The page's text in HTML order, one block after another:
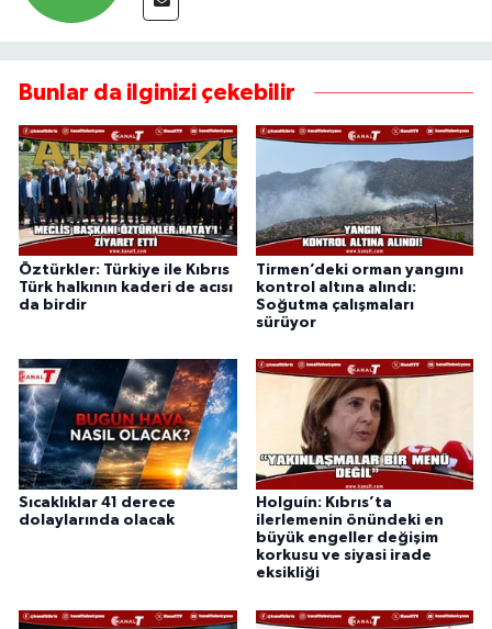
Bunlar da ilginizi çekebilir
Öztürkler: Türkiye ile Kıbrıs
Türk halkının kaderi de acısı
da birdir
Tirmen’deki orman yangını
kontrol altına alındı:
Soğutma çalışmaları
sürüyor
Sıcaklıklar 41 derece
dolaylarında olacak
Holguín: Kıbrıs’ta
ilerlemenin önündeki en
büyük engeller değişim
korkusu ve siyasi irade
eksikliği